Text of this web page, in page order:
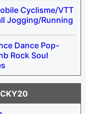
Cyclisme/VTT
Jogging/Running
Dance Pop-
Rock Soul